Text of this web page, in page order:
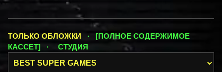
ТОЛЬКО ОБЛОЖКИ · [ПОЛНОЕ СОДЕРЖИМОЕ
КАССЕТ] ·
СТУДИЯ